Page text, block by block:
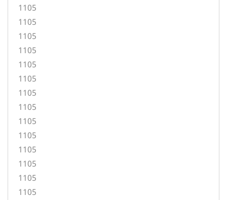
1105
1105
1105
1105
1105
1105
1105
1105
1105
1105
1105
1105
1105
1105